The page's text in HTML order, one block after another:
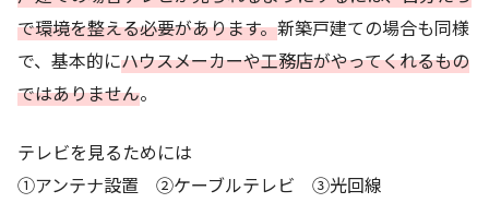
で環境を整える必要があります。新築戸建ての場合も同様
で、基本的にハウスメーカーや工務店がやってくれるもの
ではありません。
テレビを見るためには
①アンテナ設置 ②ケーブルテレビ ③光回線